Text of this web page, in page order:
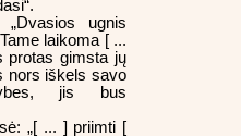
„Dvasios ugnis
laikoma [ ...
protas gimsta jų
nors iškels savo
jis bus
„[ ... ] priimti [